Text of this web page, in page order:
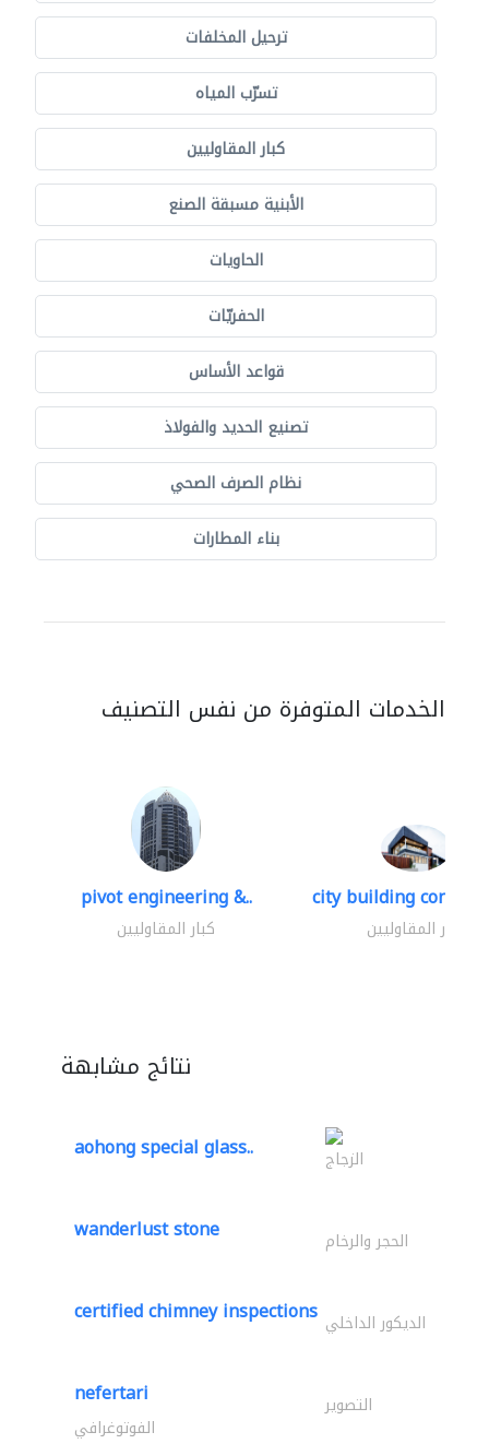
ترحيل المخلفات
تسرّب المياه
كبار المقاوليين
الأبنية مسبقة الصنع
الحاويات
الحفريّات
قواعد الأساس
تصنيع الحديد والفولاذ
نظام الصرف الصحي
بناء المطارات
الخدمات المتوفرة من نفس التصنيف
pivot engineering &..
كبار المقاوليين
city building
كبار المقاوليين
نتائج مشابهة
aohong special glass.. الزجاج
wanderlust stone الحجر والرخام
certified chimney inspections الديكور الداخلي
nefertari التصوير
الفوتوغرافي